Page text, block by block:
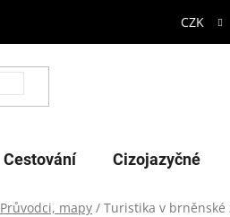
CZK
Cestování Cizojazyčné
Průvodci, mapy / Turistika v